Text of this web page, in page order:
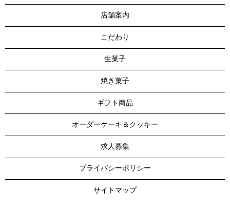
店舗案内
こだわり
生菓子
焼き菓子
ギフト商品
オーダーケーキ＆クッキー
求人募集
プライバシーポリシー
サイトマップ